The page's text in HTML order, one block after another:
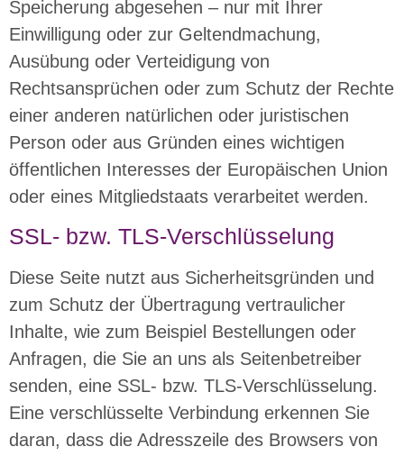
Speicherung abgesehen – nur mit Ihrer
Einwilligung oder zur Geltendmachung,
Ausübung oder Verteidigung von
Rechtsansprüchen oder zum Schutz der Rechte
einer anderen natürlichen oder juristischen
Person oder aus Gründen eines wichtigen
öffentlichen Interesses der Europäischen Union
oder eines Mitgliedstaats verarbeitet werden.
SSL- bzw. TLS-Verschlüsselung
Diese Seite nutzt aus Sicherheitsgründen und
zum Schutz der Übertragung vertraulicher
Inhalte, wie zum Beispiel Bestellungen oder
Anfragen, die Sie an uns als Seitenbetreiber
senden, eine SSL- bzw. TLS-Verschlüsselung.
Eine verschlüsselte Verbindung erkennen Sie
daran, dass die Adresszeile des Browsers von